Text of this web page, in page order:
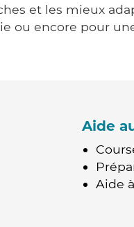
et les mieux
ou encore pour
Aide
Aide